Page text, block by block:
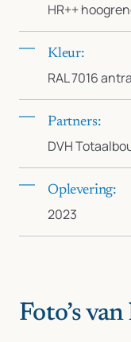
HR++
Kleur:
RAL 7016
Partners:
DVH
Oplevering:
2023
Foto’s